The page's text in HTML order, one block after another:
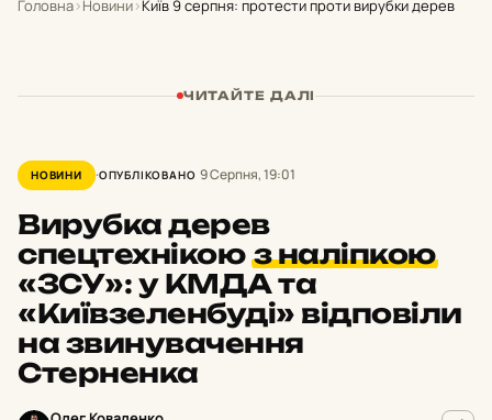
Головна›Новини›Київ 9 серпня: протести проти вирубки дерев
ЧИТАЙТЕ ДАЛІ
НОВИНИ ОПУБЛІКОВАНО 9 Серпня, 19:01
Вирубка дерев
спецтехнікою з наліпкою
«ЗСУ»: у КМДА та
«Київзеленбуді» відповіли
на звинувачення
Стерненка